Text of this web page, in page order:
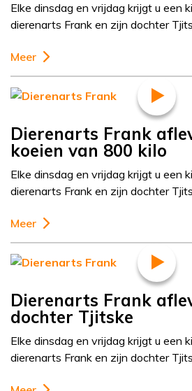
Elke dinsdag en vrijdag krijgt u een
dierenarts Frank en zijn dochter
Meer
Dierenarts Frank
koeien van 800 kilo
Elke dinsdag en vrijdag krijgt u een
dierenarts Frank en zijn dochter
Meer
Dierenarts Frank
dochter Tjitske
Elke dinsdag en vrijdag krijgt u een
dierenarts Frank en zijn dochter